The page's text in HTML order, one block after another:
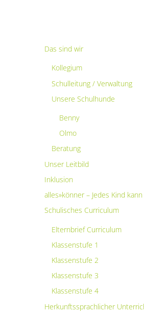
Das sind wir
Kollegium
Schulleitung / Verwaltung
Unsere Schulhunde
Benny
Olmo
Beratung
Unser Leitbild
Inklusion
alles»könner – Jedes Kind
Schulisches Curriculum
Elternbrief Curriculum
Klassenstufe 1
Klassenstufe 2
Klassenstufe 3
Klassenstufe 4
Herkunftssprachlicher